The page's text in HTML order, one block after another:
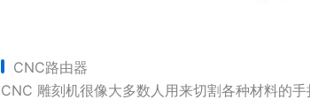
CNC路由器
CNC 雕刻机很像大多数人用来切割各种材料的